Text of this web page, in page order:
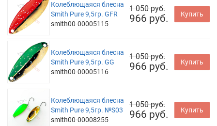
Колеблющаяся блесна
Smith Pure 9,5гр. GFR
smith00-00005115
1 050 руб.
966 руб. Купить
Колеблющаяся блесна
Smith Pure 9,5гр. GG
smith00-00005116
1 050 руб.
966 руб. Купить
Колеблющаяся блесна
Smith Pure 9,5гр. №S03
smith00-00008255
1 050 руб.
966 руб. Купить